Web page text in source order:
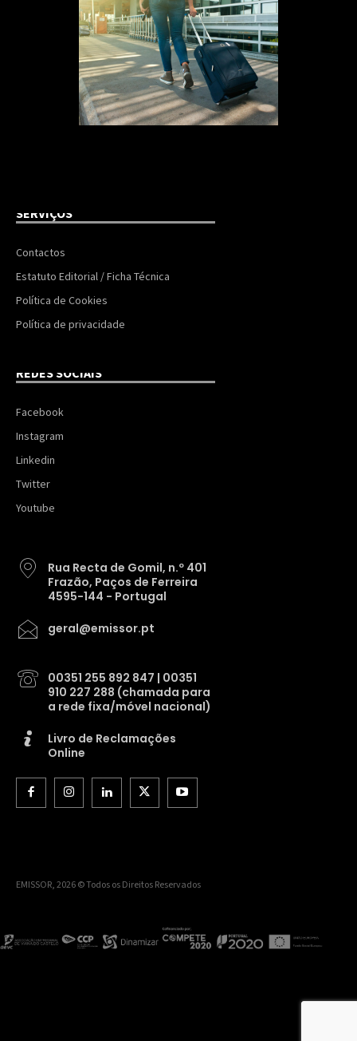
SERVIÇOS
Contactos
Estatuto Editorial / Ficha Técnica
Política de Cookies
Política de privacidade
REDES SOCIAIS
Facebook
Instagram
Linkedin
Twitter
Youtube
Rua Recta de Gomil, n.º 401
Frazão, Paços de Ferreira
4595-144 - Portugal
geral@emissor.pt
00351 255 892 847 | 00351
910 227 288 (chamada para
a rede fixa/móvel nacional)
Livro de Reclamações
Online
EMISSOR, 2026 © Todos os Direitos Reservados